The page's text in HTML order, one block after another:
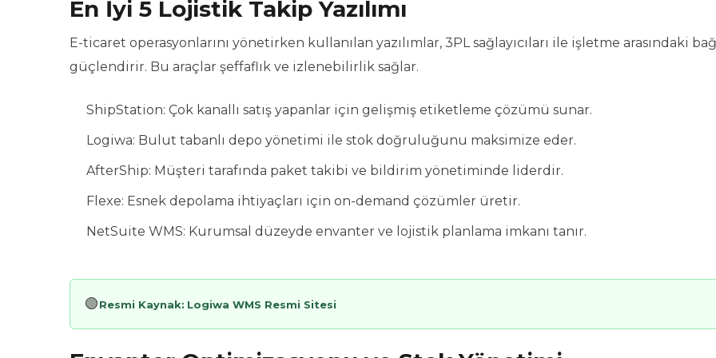
En İyi 5 Lojistik Takip Yazılımı
E-ticaret operasyonlarını yönetirken kullanılan yazılımlar, 3PL sağlayıcıları ile işletme arasındaki
güçlendirir. Bu araçlar şeffaflık ve izlenebilirlik sağlar.
ShipStation: Çok kanallı satış yapanlar için gelişmiş etiketleme çözümü sunar.
Logiwa: Bulut tabanlı depo yönetimi ile stok doğruluğunu maksimize eder.
AfterShip: Müşteri tarafında paket takibi ve bildirim yönetiminde liderdir.
Flexe: Esnek depolama ihtiyaçları için on-demand çözümler üretir.
NetSuite WMS: Kurumsal düzeyde envanter ve lojistik planlama imkanı tanır.
🟢Resmi Kaynak: Logiwa WMS Resmi Sitesi